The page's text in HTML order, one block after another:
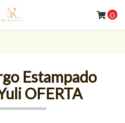
0
Estampado
OFERTA